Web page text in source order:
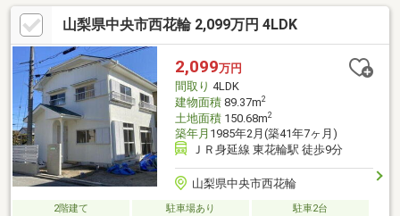
山梨県中央市西花輪 2,099万円 4LDK
2,099万円
間取り 4LDK
建物面積89.37m2
土地面積150.68m2
築年月 1985年2月(築41年7ヶ月)
ＪＲ身延線 東花輪駅 徒歩9分
山梨県中央市西花輪
2階建て 駐車場あり
駐車2台